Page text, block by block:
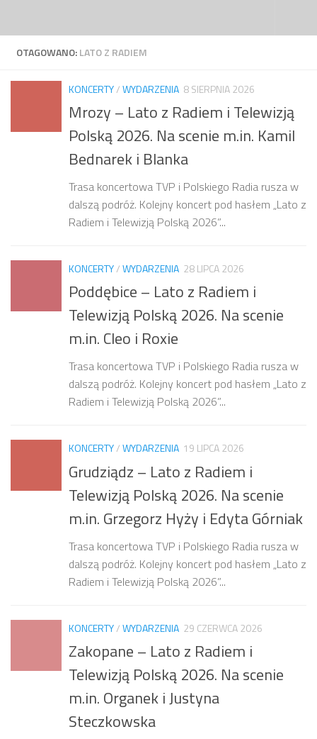
OTAGOWANO:LATO Z RADIEM
KONCERTY/WYDARZENIA 8 SIERPNIA 2026
Mrozy – Lato z Radiem i Telewizją
Polską 2026. Na scenie m.in. Kamil
Bednarek i Blanka
Trasa koncertowa TVP i Polskiego Radia rusza w
dalszą podróż. Kolejny koncert pod hasłem „Lato z
Radiem i Telewizją Polską 2026”...
KONCERTY/WYDARZENIA 28 LIPCA 2026
Poddębice – Lato z Radiem i
Telewizją Polską 2026. Na scenie
m.in. Cleo i Roxie
Trasa koncertowa TVP i Polskiego Radia rusza w
dalszą podróż. Kolejny koncert pod hasłem „Lato z
Radiem i Telewizją Polską 2026”...
KONCERTY/WYDARZENIA 19 LIPCA 2026
Grudziądz – Lato z Radiem i
Telewizją Polską 2026. Na scenie
m.in. Grzegorz Hyży i Edyta Górniak
Trasa koncertowa TVP i Polskiego Radia rusza w
dalszą podróż. Kolejny koncert pod hasłem „Lato z
Radiem i Telewizją Polską 2026”...
KONCERTY/WYDARZENIA 29 CZERWCA 2026
Zakopane – Lato z Radiem i
Telewizją Polską 2026. Na scenie
m.in. Organek i Justyna
Steczkowska